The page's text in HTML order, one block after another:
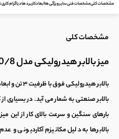
مشخصات کلیمشخصات فنیسایر ویژگی هاابعادکاربرد هادیاگرام کاری
مشخصات کلی
میز بالابر هیدرولیکی مدل E30/8
بالابر
بالابر صنعتی به شمار می آید. در بسیاری
بارهای سنگین و سرعت بالای کار از این
بالابرها به دلیل مکانیزم آکاردیونی و